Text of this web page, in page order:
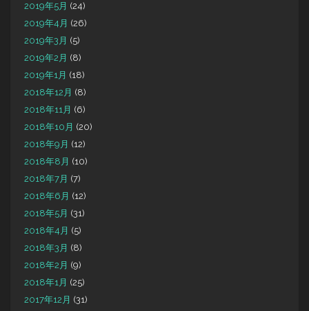
2019年5月 (24)
2019年4月 (26)
2019年3月 (5)
2019年2月 (8)
2019年1月 (18)
2018年12月 (8)
2018年11月 (6)
2018年10月 (20)
2018年9月 (12)
2018年8月 (10)
2018年7月 (7)
2018年6月 (12)
2018年5月 (31)
2018年4月 (5)
2018年3月 (8)
2018年2月 (9)
2018年1月 (25)
2017年12月 (31)